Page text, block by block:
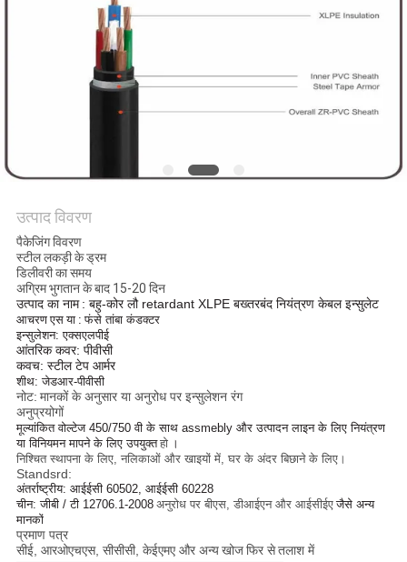
बोली
अनुरोध
NEWS
साइटमैप
गोपनीयता
नीति
उत्पाद विवरण
पैकेजिंग विवरण
स्टील लकड़ी के ड्रम
डिलीवरी का समय
अग्रिम भुगतान के बाद 15-20 दिन
उत्पाद का नाम : बहु-कोर लौ retardant XLPE बख्तरबंद नियंत्रण केबल इन्सुलेट
आचरण एस या : फंसे तांबा कंडक्टर
इन्सुलेशन: एक्सएलपीई
आंतरिक कवर: पीवीसी
कवच: स्टील टेप आर्मर
शीथ: जेडआर-पीवीसी
नोट: मानकों के अनुसार या अनुरोध पर इन्सुलेशन रंग
अनुप्रयोगों
मूल्यांकित वोल्टेज 450/750 वी के साथ assmebly और उत्पादन लाइन के लिए नियंत्रण
या विनियमन मापने के लिए उपयुक्त हो ।
निश्चित स्थापना के लिए, नलिकाओं और खाइयों में, घर के अंदर बिछाने के लिए।
Standsrd:
अंतर्राष्ट्रीय: आईईसी 60502, आईईसी 60228
चीन: जीबी / टी 12706.1-2008 अनुरोध पर बीएस, डीआईएन और आईसीईए जैसे अन्य
मानकों
प्रमाण पत्र
सीई, आरओएचएस, सीसीसी, केईएमए और अन्यखोजफिर सेतलाश में